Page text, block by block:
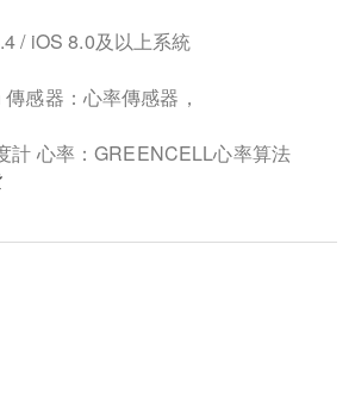
/ iOS 8.0及以上系統
感器：心率傳感器，
計 心率：GREENCELL心率算法